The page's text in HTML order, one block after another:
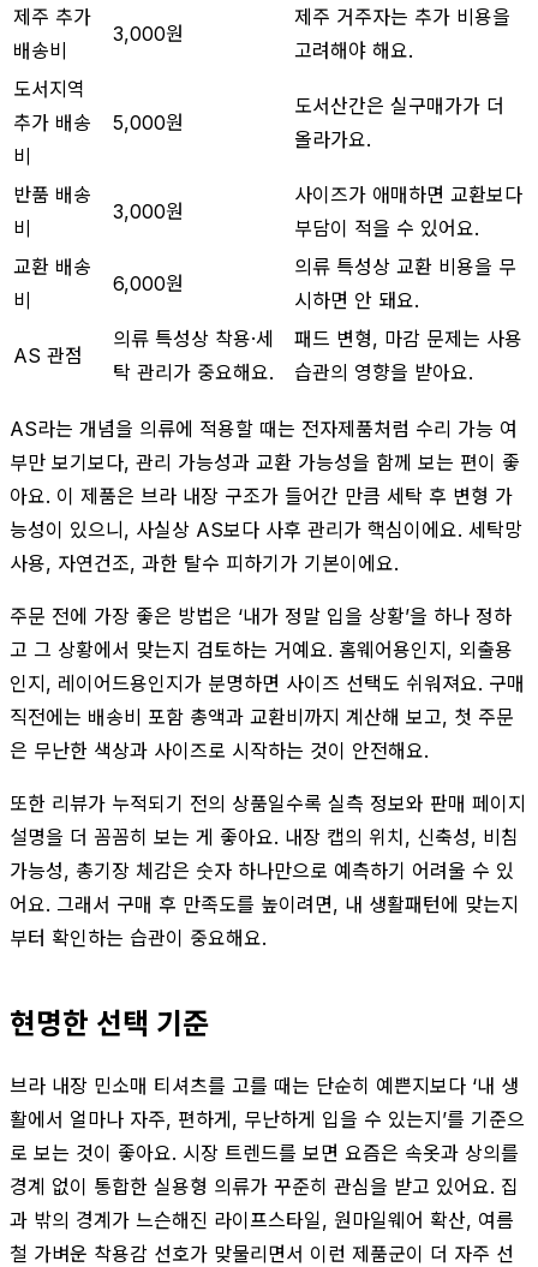
제주 추가
배송비
3,000원
제주 거주자는 추가 비용을
고려해야 해요.
도서지역
추가 배송
비
5,000원
도서산간은 실구매가가 더
올라가요.
반품 배송
비
3,000원
사이즈가 애매하면 교환보다
부담이 적을 수 있어요.
교환 배송
비
6,000원
의류 특성상 교환 비용을 무
시하면 안 돼요.
AS 관점
의류 특성상 착용·세
탁 관리가 중요해요.
패드 변형, 마감 문제는 사용
습관의 영향을 받아요.
AS라는 개념을 의류에 적용할 때는 전자제품처럼 수리 가능 여
부만 보기보다, 관리 가능성과 교환 가능성을 함께 보는 편이 좋
아요. 이 제품은 브라 내장 구조가 들어간 만큼 세탁 후 변형 가
능성이 있으니, 사실상 AS보다 사후 관리가 핵심이에요. 세탁망
사용, 자연건조, 과한 탈수 피하기가 기본이에요.
주문 전에 가장 좋은 방법은 ‘내가 정말 입을 상황’을 하나 정하
고 그 상황에서 맞는지 검토하는 거예요. 홈웨어용인지, 외출용
인지, 레이어드용인지가 분명하면 사이즈 선택도 쉬워져요. 구매
직전에는 배송비 포함 총액과 교환비까지 계산해 보고, 첫 주문
은 무난한 색상과 사이즈로 시작하는 것이 안전해요.
또한 리뷰가 누적되기 전의 상품일수록 실측 정보와 판매 페이지
설명을 더 꼼꼼히 보는 게 좋아요. 내장 캡의 위치, 신축성, 비침
가능성, 총기장 체감은 숫자 하나만으로 예측하기 어려울 수 있
어요. 그래서 구매 후 만족도를 높이려면, 내 생활패턴에 맞는지
부터 확인하는 습관이 중요해요.
현명한 선택 기준
브라 내장 민소매 티셔츠를 고를 때는 단순히 예쁜지보다 ‘내 생
활에서 얼마나 자주, 편하게, 무난하게 입을 수 있는지’를 기준으
로 보는 것이 좋아요. 시장 트렌드를 보면 요즘은 속옷과 상의를
경계 없이 통합한 실용형 의류가 꾸준히 관심을 받고 있어요. 집
과 밖의 경계가 느슨해진 라이프스타일, 원마일웨어 확산, 여름
철 가벼운 착용감 선호가 맞물리면서 이런 제품군이 더 자주 선